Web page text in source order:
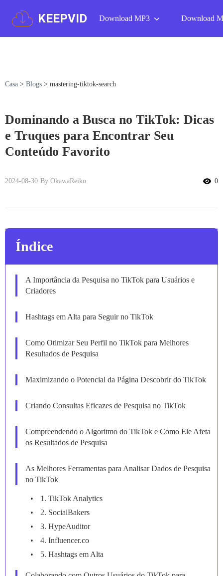
KEEPVID Download MP3 Download
Casa > Blogs > mastering-tiktok-search
Dominando a Busca no TikTok: Dicas
e Truques para Encontrar Seu
Conteúdo Favorito
2024-08-30 By OkawaReiko 0
Índice
A Importância da Pesquisa no TikTok para Usuários e
Criadores
Hashtags em Alta para Seguir no TikTok
Como Otimizar Seu Perfil no TikTok para Melhores
Resultados de Pesquisa
Maximizando o Potencial da Página Descobrir do TikTok
Criando Consultas Eficazes de Pesquisa no TikTok
Compreendendo o Algoritmo do TikTok e Como Ele Afeta
os Resultados de Pesquisa
As Melhores Ferramentas para Analisar Dados de Pesquisa
no TikTok
1. TikTok Analytics
2. SocialBakers
3. HypeAuditor
4. Influencer.co
5. Hashtags em Alta